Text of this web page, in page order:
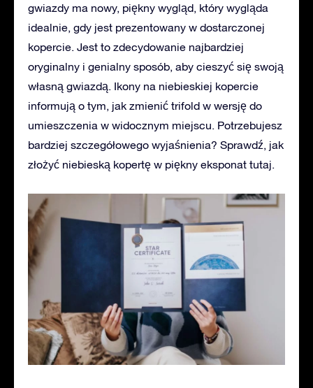
gwiazdy ma nowy, piękny wygląd, który wygląda
idealnie, gdy jest prezentowany w dostarczonej
kopercie. Jest to zdecydowanie najbardziej
oryginalny i genialny sposób, aby cieszyć się swoją
własną gwiazdą. Ikony na niebieskiej kopercie
informują o tym, jak zmienić trifold w wersję do
umieszczenia w widocznym miejscu. Potrzebujesz
bardziej szczegółowego wyjaśnienia? Sprawdź, jak
złożyć niebieską kopertę w piękny eksponat tutaj.